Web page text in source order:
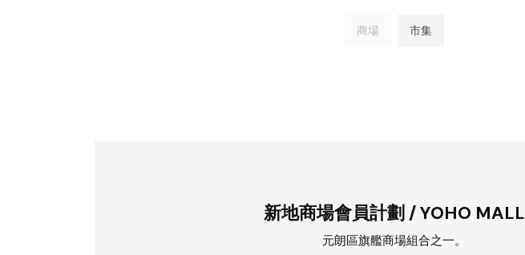
商場 市集
新地商場會員計劃 / YOHO MALL
元朗區旗艦商場組合之一。